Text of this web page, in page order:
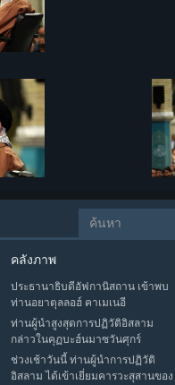
คลังภาพ
ประธานาธิบดีอัฟกานิสถาน เข้าพบ
ท่านอยาตุลลอฮ์ คาเมเนอี
ท่านผู้นำสูงสุดการปฏิวัติอิสลาม
กล่าวในคุฏบะฮ์นมาซวันศุกร์
ช่วงเช้าวันนี้ ท่านผู้นำการปฏิวัติ
อิสลาม ได้เข้าเยี่ยมคารวะสุสานของ